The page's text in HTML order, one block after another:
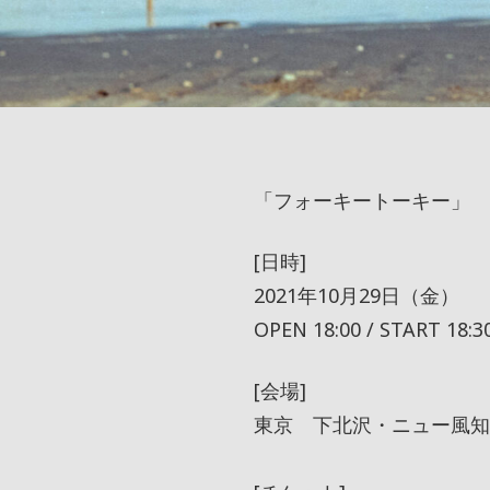
「フォーキートーキー」
[日時]
2021年10月29日（金）
OPEN 18:00 / START
[会場]
東京 下北沢・ニュー風